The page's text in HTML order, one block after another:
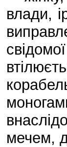
влади,
мечем,